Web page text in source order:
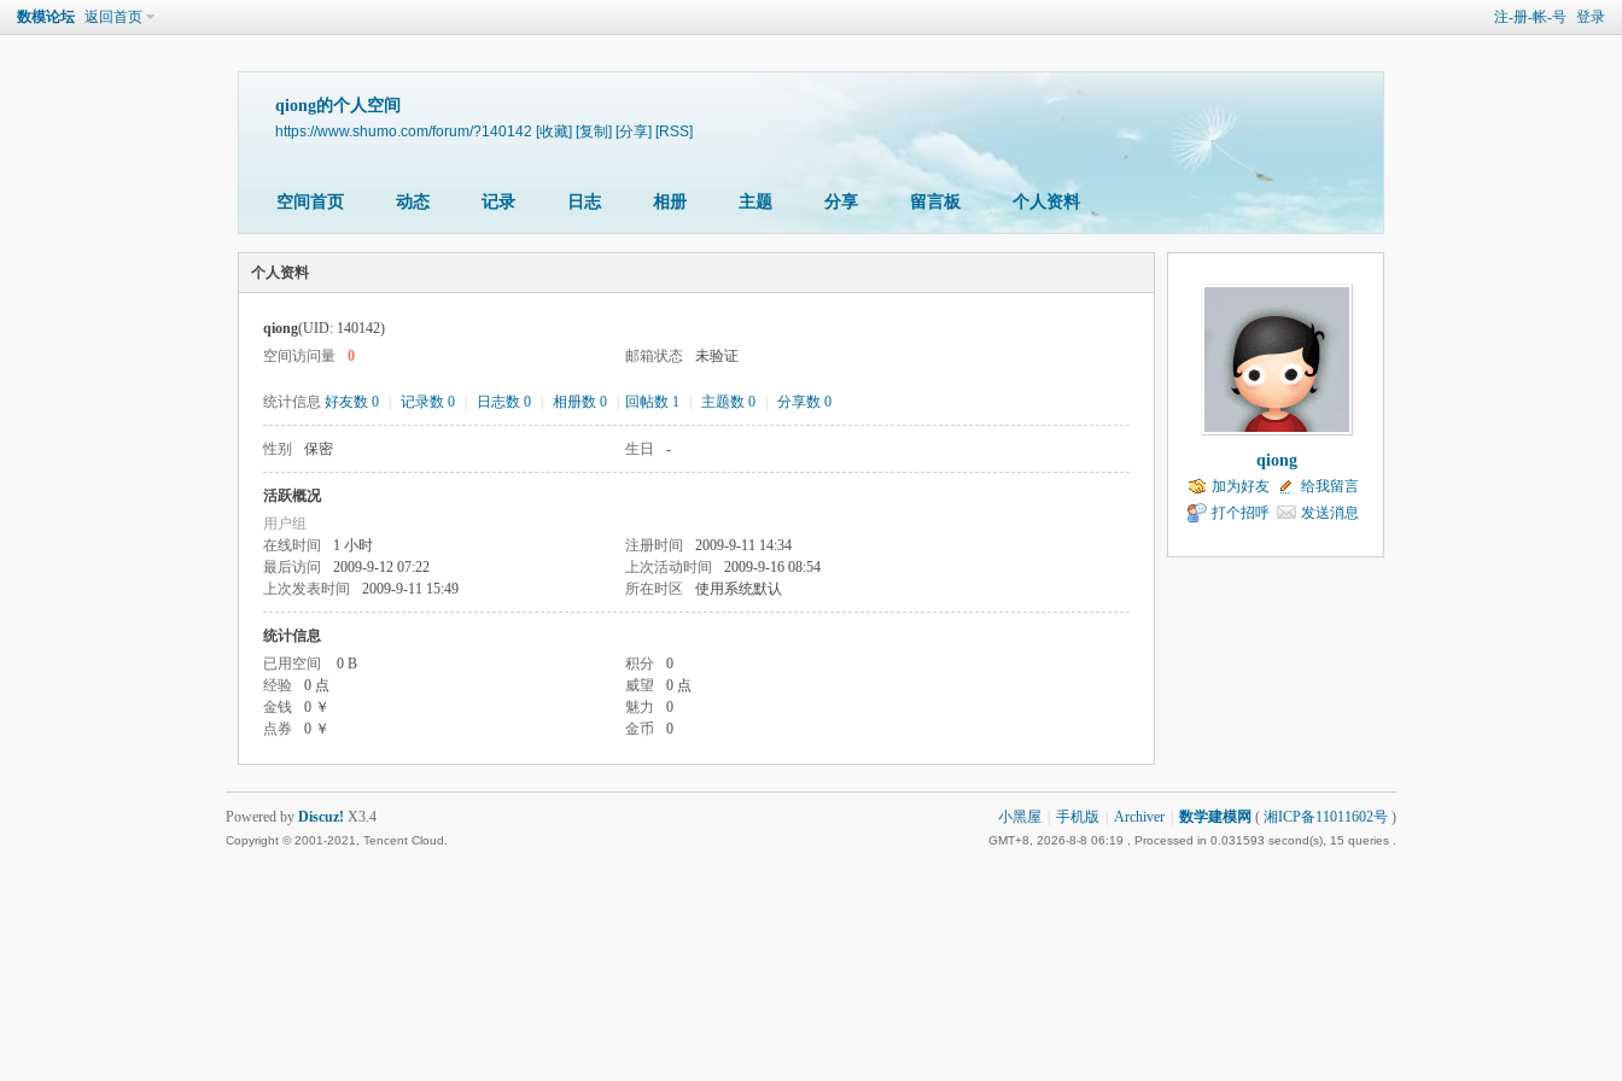
注-册-帐-号 登录
数模论坛 返回首页
qiong的个人空间
https://www.shumo.com/forum/?140142 [收藏] [复制] [分享] [RSS]
空间首页 动态 记录 日志 相册 主题 分享 留言板 个人资料
个人资料
qiong(UID: 140142)
空间访问量
0 邮箱状态 未验证
统计信息 好友数 0 记录数 0 日志数 0 相册数 0 回帖数 1 主题数 0 分享数 0
性别 保密 生日 -
活跃概况
用户组
在线时间
1 小时 注册时间
2009-9-11 14:34
最后访问
2009-9-12 07:22 上次活动时间
2009-9-16 08:54
上次发表时间
2009-9-11 15:49 所在时区 使用系统默认
统计信息
已用空间
0 B 积分
0
经验
0 点 威望
0 点
金钱
0 ￥ 魅力
0
点券
0 ￥ 金币 0
qiong
加为好友
给我留言
打个招呼
发送消息
小黑屋 手机版 Archiver 数学建模网 ( 湘ICP备11011602号 )
GMT+8, 2026-8-8 06:19 , Processed in 0.031593 second(s), 15 queries .
Powered by Discuz! X3.4
Copyright © 2001-2021, Tencent Cloud.